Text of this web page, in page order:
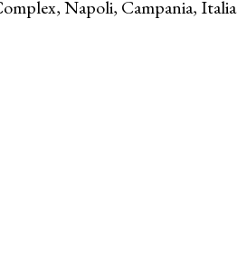
Napoli, Campania, Italia